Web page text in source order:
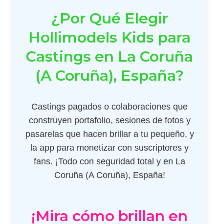
¿Por Qué Elegir
Hollimodels Kids para
Castings en La Coruña
(A Coruña), España?
Castings pagados o colaboraciones que
construyen portafolio, sesiones de fotos y
pasarelas que hacen brillar a tu pequeño, y
la app para monetizar con suscriptores y
fans. ¡Todo con seguridad total y en La
Coruña (A Coruña), España!
¡Mira cómo brillan en